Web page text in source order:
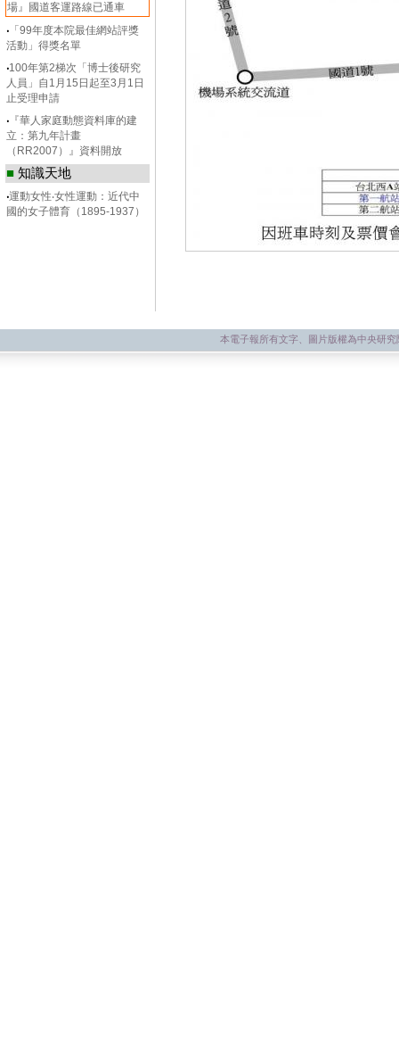
場』國道客運路線已通車
‧ 「99年度本院最佳網站評獎
活動」得獎名單
‧100年第2梯次「博士後研究
人員」自1月15日起至3月1日
止受理申請
‧ 『華人家庭動態資料庫的建
立：第九年計畫
（RR2007）』資料開放
■ 知識天地
‧運動女性‧女性運動：近代中
國的女子體育（1895-1937）
本電子報所有文字、圖片版權為中央研